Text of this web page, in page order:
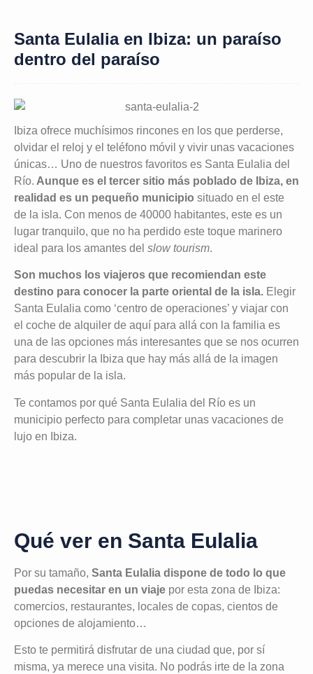
Santa Eulalia en Ibiza: un paraíso
dentro del paraíso
Ibiza ofrece muchísimos rincones en los que perderse,
olvidar el reloj y el teléfono móvil y vivir unas vacaciones
únicas… Uno de nuestros favoritos es Santa Eulalia del
Río. Aunque es el tercer sitio más poblado de Ibiza, en
realidad es un pequeño municipio situado en el este
de la isla. Con menos de 40000 habitantes, este es un
lugar tranquilo, que no ha perdido este toque marinero
ideal para los amantes del slow tourism.
Son muchos los viajeros que recomiendan este
destino para conocer la parte oriental de la isla. Elegir
Santa Eulalia como ‘centro de operaciones’ y viajar con
el coche de alquiler de aquí para allá con la familia es
una de las opciones más interesantes que se nos ocurren
para descubrir la Ibiza que hay más allá de la imagen
más popular de la isla.
Te contamos por qué Santa Eulalia del Río es un
municipio perfecto para completar unas vacaciones de
lujo en Ibiza.
Qué ver en Santa Eulalia
Por su tamaño, Santa Eulalia dispone de todo lo que
puedas necesitar en un viaje por esta zona de Ibiza:
comercios, restaurantes, locales de copas, cientos de
opciones de alojamiento…
Esto te permitirá disfrutar de una ciudad que, por sí
misma, ya merece una visita. No podrás irte de la zona